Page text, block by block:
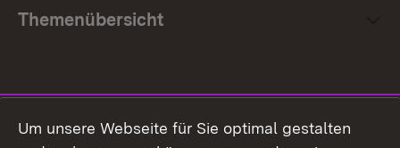
Themenübersicht
Um unsere Webseite für Sie optimal gestalten